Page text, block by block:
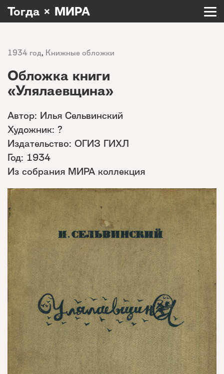
Тогда × МИРА
1934 год, Книжные обложки
Обложка книги
«Улялаевщина»
Автор: Илья Сельвинский
Художник: ?
Издательство: ОГИЗ ГИХЛ
Год: 1934
Из собрания МИРА коллекция